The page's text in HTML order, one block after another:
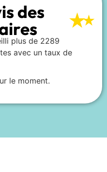
des
plus de 2289
avec un taux de
le moment.